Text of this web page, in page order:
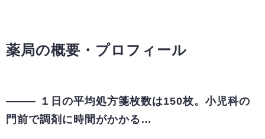
薬局の概要・プロフィール
１日の平均処方箋枚数は150枚。小児科の
門前で調剤に時間がかかる…